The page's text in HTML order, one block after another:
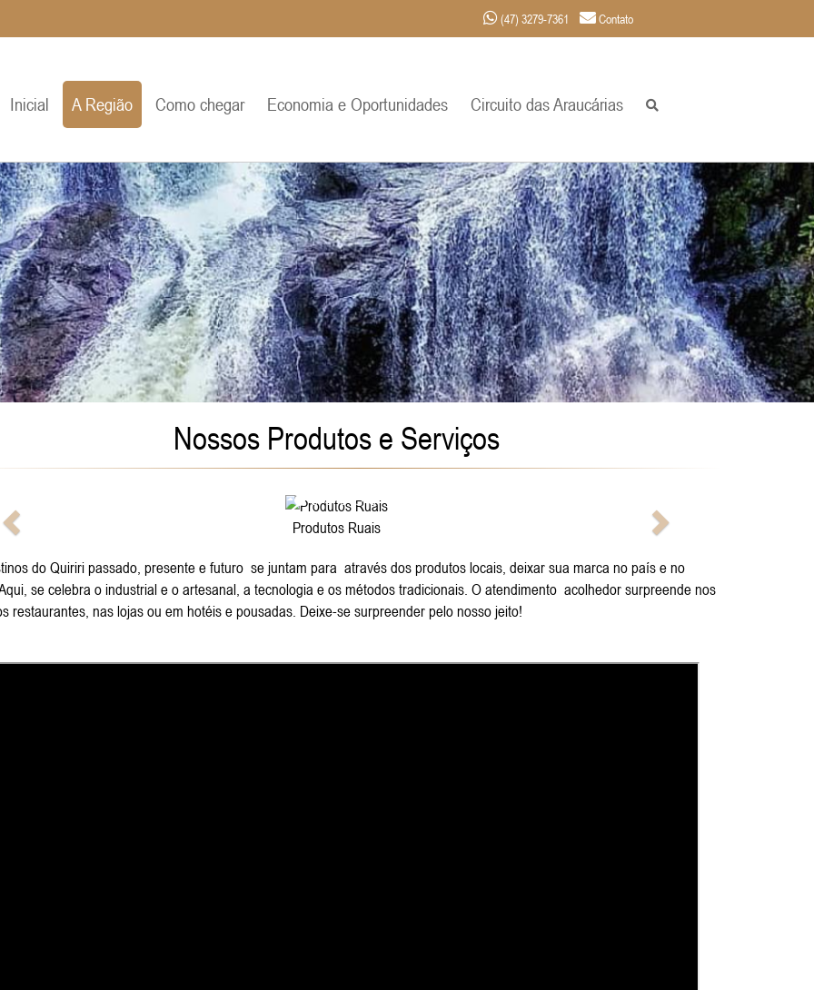
(47) 3279-7361 Contato
Inicial A Região Como chegar Economia e Oportunidades Circuito das Araucárias
Nossos Produtos e Serviços
Produtos Ruais
Anterior
do Quiriri passado, presente e futuro se juntam para através dos produtos locais, deixar sua marca no país e no
se celebra o industrial e o artesanal, a tecnologia e os métodos tradicionais. O atendimento acolhedor surpreende nos
restaurantes, nas lojas ou em hotéis e pousadas. Deixe-se surpreender pelo nosso jeito!